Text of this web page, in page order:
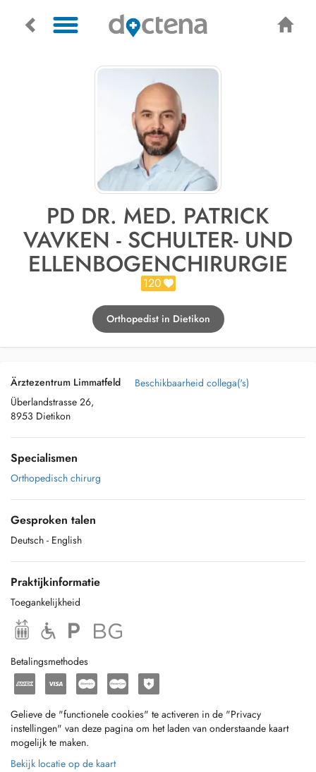
PD DR. MED. PATRICK
VAVKEN - SCHULTER- UND
ELLENBOGENCHIRURGIE
120
Orthopedist in Dietikon
Ärztezentrum Limmatfeld
Überlandstrasse 26,
8953 Dietikon
Beschikbaarheid collega('s)
Specialismen
Orthopedisch chirurg
Gesproken talen
Deutsch - English
Praktijkinformatie
Toegankelijkheid
Betalingsmethodes
Gelieve de "functionele cookies" te activeren in de "Privacy
instellingen" van deze pagina om het laden van onderstaande kaart
mogelijk te maken.
Bekijk locatie op de kaart